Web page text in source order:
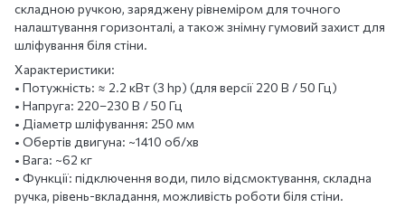
складною ручкою, заряджену рівнеміром для точного
налаштування горизонталі, а також знімну гумовий захист для
шліфування біля стіни.
Характеристики:
• Потужність: ≈ 2.2 кВт (3 hp) (для версії 220 В / 50 Гц)
• Напруга: 220–230 В / 50 Гц
• Діаметр шліфування: 250 мм
• Обертів двигуна: ~1410 об/хв
• Вага: ~62 кг
• Функції: підключення води, пило відсмоктування, складна
ручка, рівень-вкладання, можливість роботи біля стіни.